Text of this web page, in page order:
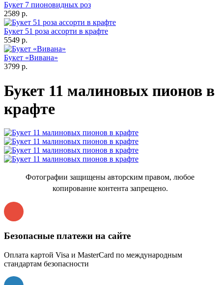
Букет 7 пионовидных роз
2589 р.
Букет 51 роза ассорти в крафте
5549 р.
Букет «Вивана»
3799 р.
Букет 11 малиновых пионов в
крафте
Фотографии защищены авторским правом, любое
копирование контента запрещено.
Безопасные платежи на сайте
Оплата картой Visa и MasterCard по международным
стандартам безопасности